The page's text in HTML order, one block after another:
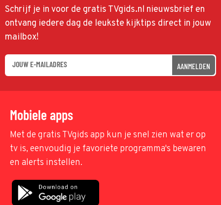
Schrijf je in voor de gratis TVgids.nl nieuwsbrief en
ontvang iedere dag de leukste kijktips direct in jouw
mailbox!
AANMELDEN
Mobiele apps
Met de gratis TVgids app kun je snel zien wat er op
tv is, eenvoudig je favoriete programma's bewaren
en alerts instellen.